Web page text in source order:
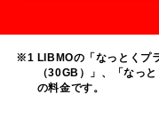
※1 LIBMOの「なっとくプ
（30GB）」、「なっ
の料金です。